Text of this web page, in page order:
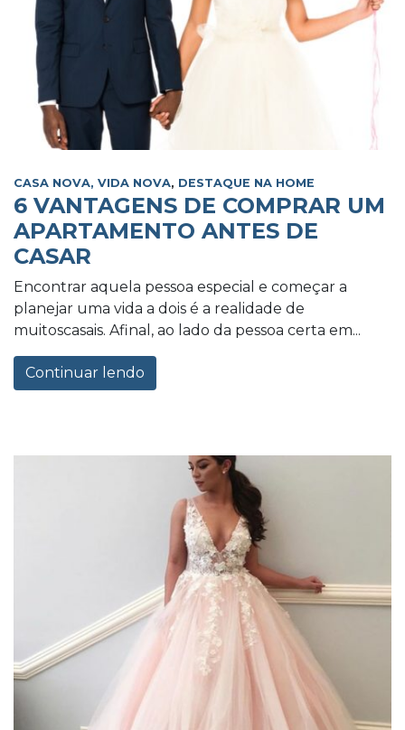
CASA NOVA, VIDA NOVA, DESTAQUE NA HOME
6 VANTAGENS DE COMPRAR UM
APARTAMENTO ANTES DE
CASAR
Encontrar aquela pessoa especial e começar a
planejar uma vida a dois é a realidade de
muitoscasais. Afinal, ao lado da pessoa certa em...
Continuar lendo